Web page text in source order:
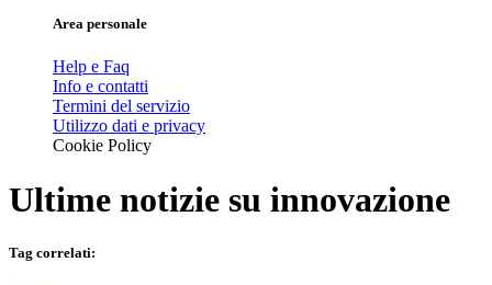
Area personale
Help e Faq
Info e contatti
Termini del servizio
Utilizzo dati e privacy
Cookie Policy
Ultime notizie su innovazione
Tag correlati: